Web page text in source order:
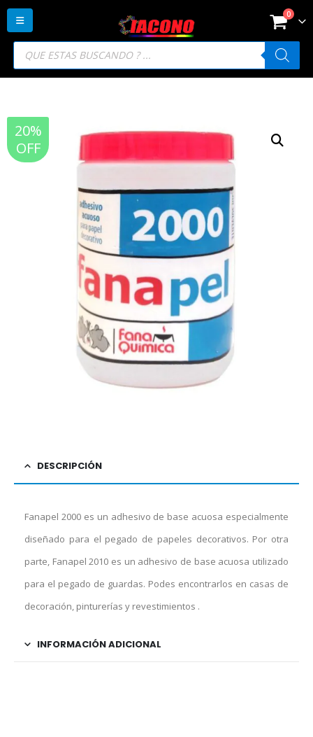
Búsqueda
productos
0
20%
OFF
DESCRIPCIÓN
Fanapel 2000 es un adhesivo de base acuosa especialmente
diseñado para el pegado de papeles decorativos. Por otra
parte, Fanapel 2010 es un adhesivo de base acuosa utilizado
para el pegado de guardas. Podes encontrarlos en casas de
decoración, pinturerías y revestimientos .
INFORMACIÓN ADICIONAL